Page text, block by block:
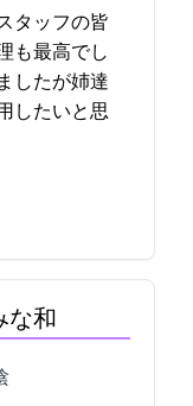
タッフの皆
も最高でし
したが姉達
したいと思
和